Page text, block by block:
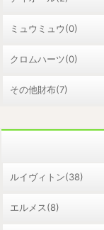
ミュウミュウ(0)
クロムハーツ(0)
その他財布(7)
ルイヴィトン(38)
エルメス(8)